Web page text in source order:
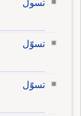
تسول
تسوّل
تسوّل